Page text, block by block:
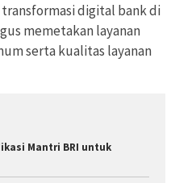
digital bank di
memetakan layanan
serta kualitas layanan
Mantri BRI untuk